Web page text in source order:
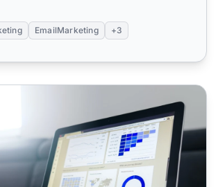
EmailMarketing +3
succès en email marketing